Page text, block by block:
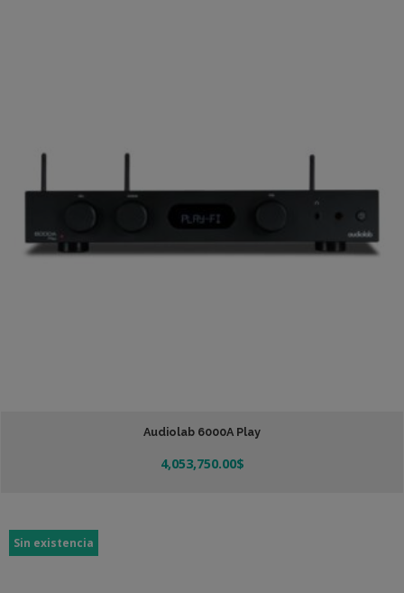
Audiolab 6000A Play
4,053,750.00$
Añadir Al Carrito